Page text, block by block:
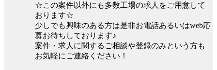
☆この案件以外にも多数工場の求人をご用意して
おります☆
少しでも興味のある方は是非お電話あるいはweb応
募お待ちしております♪
案件・求人に関するご相談や登録のみという方も
お気軽にご連絡ください！